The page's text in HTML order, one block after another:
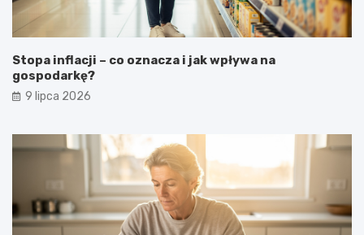
Stopa inflacji – co oznacza i jak wpływa na
gospodarkę?
9 lipca 2026